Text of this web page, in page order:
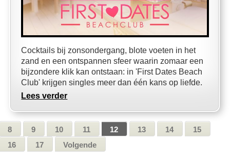
Cocktails bij zonsondergang, blote voeten in het
zand en een ontspannen sfeer waarin zomaar een
bijzondere klik kan ontstaan: in 'First Dates Beach
Club' krijgen singles meer dan één kans op liefde.
Lees verder
8 9 10 11 12 13 14
15
16
17 Volgende